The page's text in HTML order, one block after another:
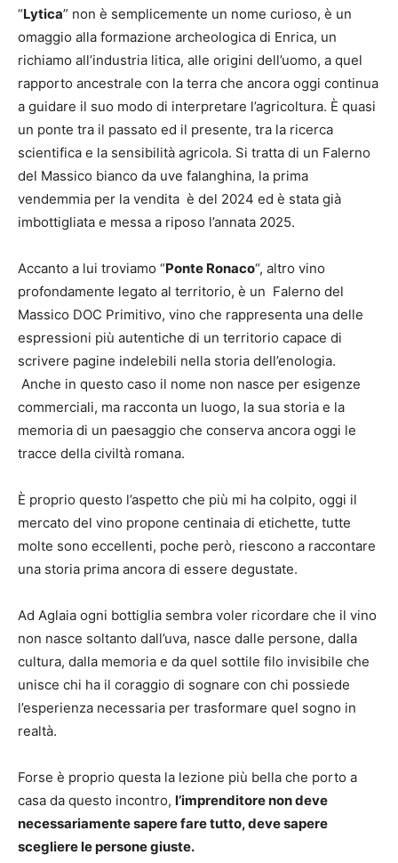
“Lytica” non è semplicemente un nome curioso, è un
omaggio alla formazione archeologica di Enrica, un
richiamo all’industria litica, alle origini dell’uomo, a quel
rapporto ancestrale con la terra che ancora oggi continua
a guidare il suo modo di interpretare l’agricoltura. È quasi
un ponte tra il passato ed il presente, tra la ricerca
scientifica e la sensibilità agricola. Si tratta di un Falerno
del Massico bianco da uve falanghina, la prima
vendemmia per la vendita è del 2024 ed è stata già
imbottigliata e messa a riposo l’annata 2025.
Accanto a lui troviamo “Ponte Ronaco“, altro vino
profondamente legato al territorio, è un Falerno del
Massico DOC Primitivo, vino che rappresenta una delle
espressioni più autentiche di un territorio capace di
scrivere pagine indelebili nella storia dell’enologia.
Anche in questo caso il nome non nasce per esigenze
commerciali, ma racconta un luogo, la sua storia e la
memoria di un paesaggio che conserva ancora oggi le
tracce della civiltà romana.
È proprio questo l’aspetto che più mi ha colpito, oggi il
mercato del vino propone centinaia di etichette, tutte
molte sono eccellenti, poche però, riescono a raccontare
una storia prima ancora di essere degustate.
Ad Aglaia ogni bottiglia sembra voler ricordare che il vino
non nasce soltanto dall’uva, nasce dalle persone, dalla
cultura, dalla memoria e da quel sottile filo invisibile che
unisce chi ha il coraggio di sognare con chi possiede
l’esperienza necessaria per trasformare quel sogno in
realtà.
Forse è proprio questa la lezione più bella che porto a
casa da questo incontro, l’imprenditore non deve
necessariamente sapere fare tutto, deve sapere
scegliere le persone giuste.